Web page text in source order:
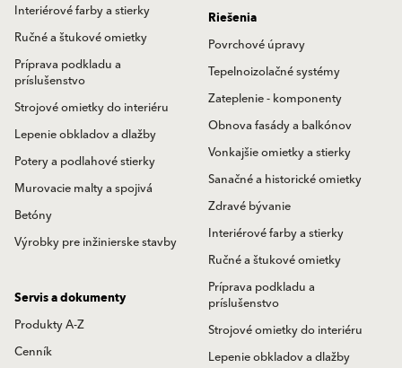
Interiérové farby a stierky
Ručné a štukové omietky
Príprava podkladu a
príslušenstvo
Strojové omietky do interiéru
Lepenie obkladov a dlažby
Potery a podlahové stierky
Murovacie malty a spojivá
Betóny
Výrobky pre inžinierske stavby
Riešenia
Povrchové úpravy
Tepelnoizolačné systémy
Zateplenie - komponenty
Obnova fasády a balkónov
Vonkajšie omietky a stierky
Sanačné a historické omietky
Zdravé bývanie
Interiérové farby a stierky
Ručné a štukové omietky
Príprava podkladu a
príslušenstvo
Strojové omietky do interiéru
Lepenie obkladov a dlažby
Servis a dokumenty
Produkty A-Z
Cenník